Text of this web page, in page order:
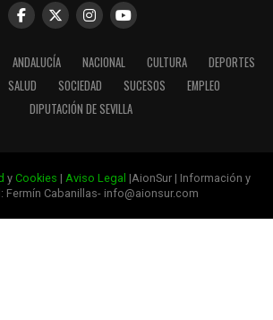
ANDALUCÍA NACIONAL CULTURA
DEPORTES
SALUD SOCIEDAD SUCESOS
EMPLEO
DIPUTACIÓN DE SEVILLA
y Cookies | Aviso Legal |AionSur | Información y
Fermín Cabanillas- info@aionsur.com